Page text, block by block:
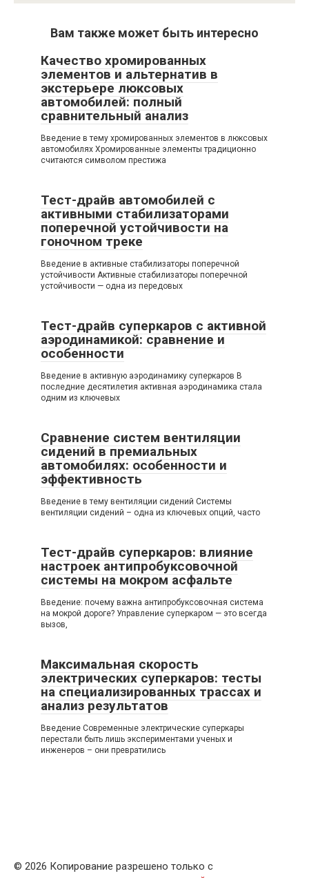
Вам также может быть интересно
Качество хромированных
элементов и альтернатив в
экстерьере люксовых
автомобилей: полный
сравнительный анализ
Введение в тему хромированных элементов в люксовых
автомобилях Хромированные элементы традиционно
считаются символом престижа
Тест-драйв автомобилей с
активными стабилизаторами
поперечной устойчивости на
гоночном треке
Введение в активные стабилизаторы поперечной
устойчивости Активные стабилизаторы поперечной
устойчивости — одна из передовых
Тест-драйв суперкаров с активной
аэродинамикой: сравнение и
особенности
Введение в активную аэродинамику суперкаров В
последние десятилетия активная аэродинамика стала
одним из ключевых
Сравнение систем вентиляции
сидений в премиальных
автомобилях: особенности и
эффективность
Введение в тему вентиляции сидений Системы
вентиляции сидений – одна из ключевых опций, часто
Тест-драйв суперкаров: влияние
настроек антипробуксовочной
системы на мокром асфальте
Введение: почему важна антипробуксовочная система
на мокрой дороге? Управление суперкаром — это всегда
вызов,
Максимальная скорость
электрических суперкаров: тесты
на специализированных трассах и
анализ результатов
Введение Современные электрические суперкары
перестали быть лишь экспериментами ученых и
инженеров – они превратились
© 2026 Копирование разрешено только с